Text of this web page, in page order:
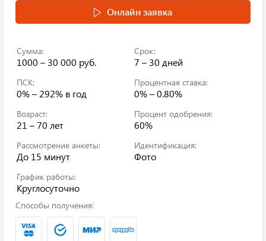
Онлайн заявка
Сумма:
1000 – 30 000 руб.
Срок:
7 – 30 дней
ПСК:
0% – 292% в год
Процентная ставка:
0% – 0.80%
Возраст:
21 – 70 лет
Процент одобрения:
60%
Рассмотрение анкеты:
До 15 минут
Идентификация:
Фото
График работы:
Круглосуточно
Способы получения: